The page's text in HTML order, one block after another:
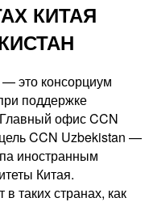
КИТАЯ
это консорциум
поддержке
офис CCN
CCN Uzbekistan —
иностранным
Китая.
таких странах, как